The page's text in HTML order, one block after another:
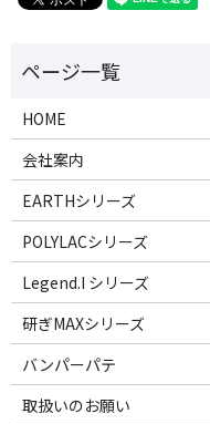
HOME
会社案内
EARTHシリーズ
POLYLACシリーズ
Legend.I シリーズ
研ぎMAXシリーズ
バンパーパテ
取扱いのお願い